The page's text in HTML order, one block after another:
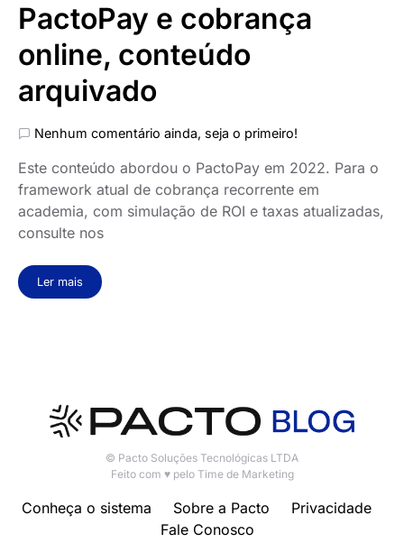
PactoPay e cobrança
online, conteúdo
arquivado
Nenhum comentário ainda, seja o primeiro!
Este conteúdo abordou o PactoPay em 2022. Para o
framework atual de cobrança recorrente em
academia, com simulação de ROI e taxas atualizadas,
consulte nos
Ler mais
© Pacto Soluções Tecnológicas LTDA
Feito com ♥ pelo Time de Marketing
Conheça o sistema Sobre a Pacto
Privacidade
Fale Conosco